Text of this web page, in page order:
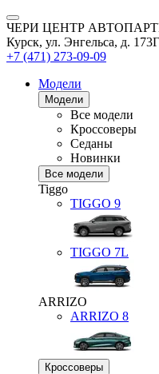
ЧЕРИ ЦЕНТР
Курск, ул. Энгельса, д. 173Г
+7 (471) 273-09-09
Модели
Модели
Все модели
Кроссоверы
Седаны
Новинки
Все модели
Tiggo
TIGGO 9
TIGGO 7L
ARRIZO
ARRIZO 8
Кроссоверы